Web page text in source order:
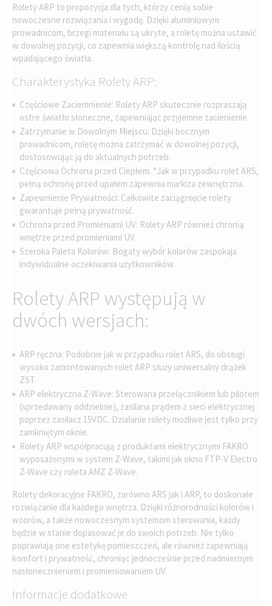
Rolety ARP to propozycja dla tych, którzy cenią sobie
nowoczesne rozwiązania i wygodę. Dzięki aluminiowym
prowadnicom, brzegi materiału są ukryte, a roletę można ustawić
w dowolnej pozycji, co zapewnia większą kontrolę nad ilością
wpadającego światła.
Charakterystyka Rolety ARP:
Częściowe Zaciemnienie: Rolety ARP skutecznie rozpraszają
ostre światło słoneczne, zapewniając przyjemne zacienienie.
Zatrzymanie w Dowolnym Miejscu: Dzięki bocznym
prowadnicom, roletę można zatrzymać w dowolnej pozycji,
dostosowując ją do aktualnych potrzeb.
Częściowa Ochrona przed Ciepłem. *Jak w przypadku rolet ARS,
pełną ochronę przed upałem zapewnia markiza zewnętrzna.
Zapewnienie Prywatności: Całkowite zaciągnięcie rolety
gwarantuje pełną prywatność.
Ochrona przed Promieniami UV: Rolety ARP również chronią
wnętrze przed promieniami UV.
Szeroka Paleta Kolorów: Bogaty wybór kolorów zaspokaja
indywidualne oczekiwania użytkowników.
Rolety ARP występują w
dwóch wersjach:
ARP ręczna: Podobnie jak w przypadku rolet ARS, do obsługi
wysoko zamontowanych rolet ARP służy uniwersalny drążek
ZST.
ARP elektryczna Z-Wave: Sterowana przełącznikiem lub pilotem
(sprzedawany oddzielnie), zasilana prądem z sieci elektrycznej
poprzez zasilacz 15VDC. Działanie rolety możliwe jest tylko przy
zamkniętym oknie.
Rolety ARP współpracują z produktami elektrycznymi FAKRO
wyposażonymi w system Z-Wave, takimi jak okno FTP-V Electro
Z-Wave czy roleta AMZ Z-Wave.
Rolety dekoracyjne FAKRO, zarówno ARS jak i ARP, to doskonałe
rozwiązanie dla każdego wnętrza. Dzięki różnorodności kolorów i
wzorów, a także nowoczesnym systemom sterowania, każdy
będzie w stanie dopasować je do swoich potrzeb. Nie tylko
poprawiają one estetykę pomieszczeń, ale również zapewniają
komfort i prywatność, chroniąc jednocześnie przed nadmiernym
nasłonecznieniem i promieniowaniem UV.
Informacje dodatkowe